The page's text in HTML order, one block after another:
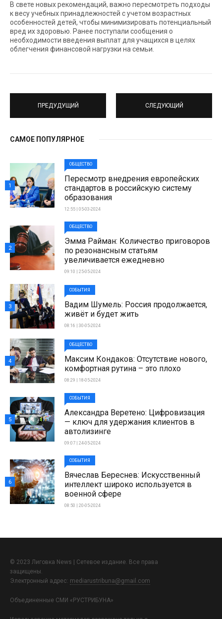
В свете новых рекомендаций, важно пересмотреть подходы
к весу учебных принадлежностей с учетом возрастных
особенностей детей, чтобы минимизировать потенциальный
вред их здоровью. Ранее поступали сообщения о
необходимости введения выплат для учащихся в целях
облегчения финансовой нагрузки на семьи.
ПРЕДУДУЩИЙ СЛЕДУЮЩИЙ
САМОЕ ПОПУЛЯРНОЕ
ОБЩЕСТВО
Пересмотр внедрения европейских
стандартов в российскую систему
образования
12:55 | 05-03-2024
1
ОБЩЕСТВО
Эмма Райман: Количество приговоров
по резонансным статьям
увеличивается ежедневно
09:10 | 25-05-2024
2
СОБЫТИЯ
Вадим Шумель: Россия продолжается,
живёт и будет жить
08:16 | 30-05-2024
3
ОБЩЕСТВО
Максим Кондаков: Отсутствие нового,
комфортная рутина – это плохо
08:29 | 18-05-2024
4
СОБЫТИЯ
Александра Веретено: Цифровизация
— ключ для удержания клиентов в
автолизинге
09:07 | 24-05-2024
5
СОБЫТИЯ
Вячеслав Береснев: Искусственный
интеллект широко используется в
военной сфере
08:50 | 20-05-2024
6
© 2023 Лиговка News | Сетевое издание. Все права
защищены.
Электронный адрес: mediarustribuna@gmail.com
Объединенные СМИ «РУСТРИБУНА»